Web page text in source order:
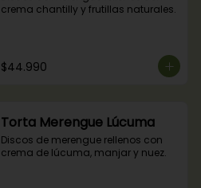
crema chantilly y frutillas naturales.
$44.990
Torta Merengue Lúcuma
Discos de merengue rellenos con
crema de lúcuma, manjar y nuez.